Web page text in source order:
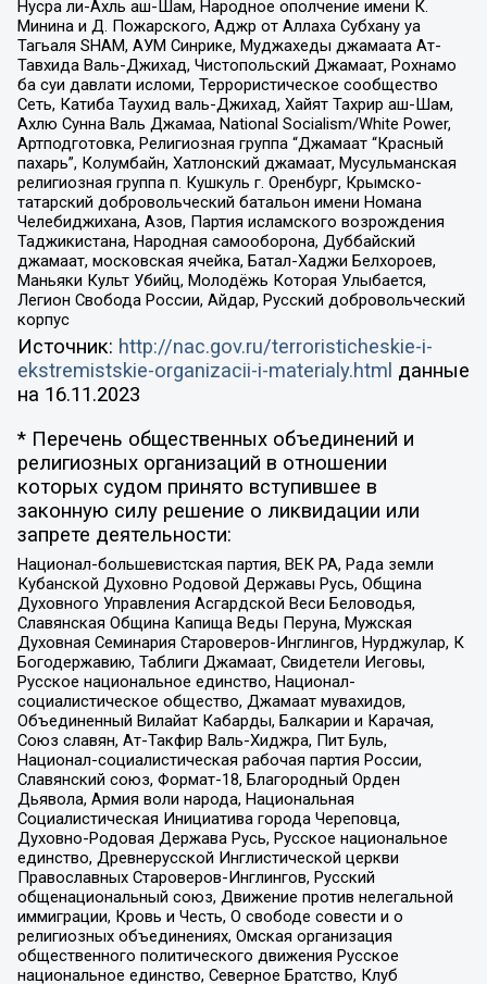
Нусра ли-Ахль аш-Шам, Народное ополчение имени К.
Минина и Д. Пожарского, Аджр от Аллаха Субхану уа
Тагьаля SHAM, АУМ Синрике, Муджахеды джамаата Ат-
Тавхида Валь-Джихад, Чистопольский Джамаат, Рохнамо
ба суи давлати исломи, Террористическое сообщество
Сеть, Катиба Таухид валь-Джихад, Хайят Тахрир аш-Шам,
Ахлю Сунна Валь Джамаа, National Socialism/White Power,
Артподготовка, Религиозная группа “Джамаат “Красный
пахарь”, Колумбайн, Хатлонский джамаат, Мусульманская
религиозная группа п. Кушкуль г. Оренбург, Крымско-
татарский добровольческий батальон имени Номана
Челебиджихана, Азов, Партия исламского возрождения
Таджикистана, Народная самооборона, Дуббайский
джамаат, московская ячейка, Батал-Хаджи Белхороев,
Маньяки Культ Убийц, Молодёжь Которая Улыбается,
Легион Свобода России, Айдар, Русский добровольческий
корпус
Источник: http://nac.gov.ru/terroristicheskie-i-
ekstremistskie-organizacii-i-materialy.html данные
на 16.11.2023
* Перечень общественных объединений и
религиозных организаций в отношении
которых судом принято вступившее в
законную силу решение о ликвидации или
запрете деятельности:
Национал-большевистская партия, ВЕК РА, Рада земли
Кубанской Духовно Родовой Державы Русь, Община
Духовного Управления Асгардской Веси Беловодья,
Славянская Община Капища Веды Перуна, Мужская
Духовная Семинария Староверов-Инглингов, Нурджулар, К
Богодержавию, Таблиги Джамаат, Свидетели Иеговы,
Русское национальное единство, Национал-
социалистическое общество, Джамаат мувахидов,
Объединенный Вилайат Кабарды, Балкарии и Карачая,
Союз славян, Ат-Такфир Валь-Хиджра, Пит Буль,
Национал-социалистическая рабочая партия России,
Славянский союз, Формат-18, Благородный Орден
Дьявола, Армия воли народа, Национальная
Социалистическая Инициатива города Череповца,
Духовно-Родовая Держава Русь, Русское национальное
единство, Древнерусской Инглистической церкви
Православных Староверов-Инглингов, Русский
общенациональный союз, Движение против нелегальной
иммиграции, Кровь и Честь, О свободе совести и о
религиозных объединениях, Омская организация
общественного политического движения Русское
национальное единство, Северное Братство, Клуб